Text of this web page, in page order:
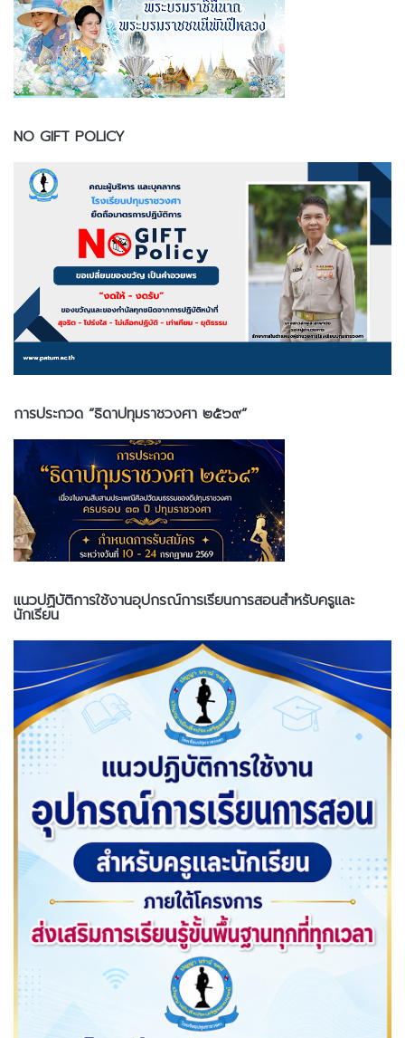
NO GIFT POLICY
การประกวด “ธิดาปทุมราชวงศา ๒๕๖๙”
แนวปฏิบัติการใช้งานอุปกรณ์การเรียนการสอนสำหรับครูและ
นักเรียน